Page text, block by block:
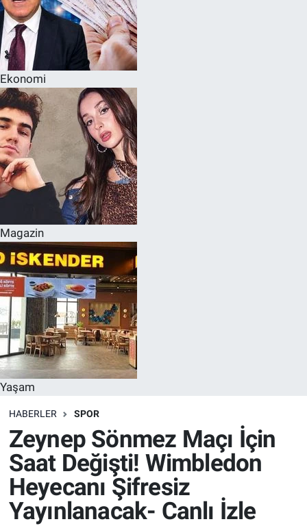
Ekonomi
Magazin
Yaşam
HABERLER SPOR
Zeynep Sönmez Maçı İçin
Saat Değişti! Wimbledon
Heyecanı Şifresiz
Yayınlanacak- Canlı İzle